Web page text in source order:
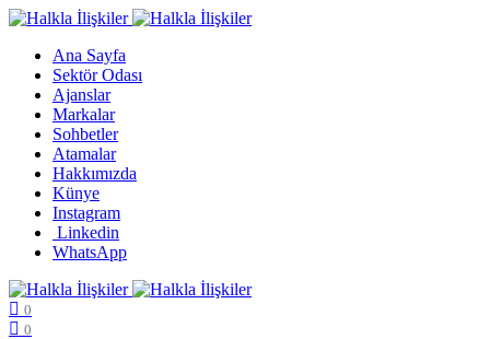
Ana Sayfa
Sektör Odası
Ajanslar
Markalar
Sohbetler
Atamalar
Hakkımızda
Künye
Instagram
Linkedin
WhatsApp
0
0